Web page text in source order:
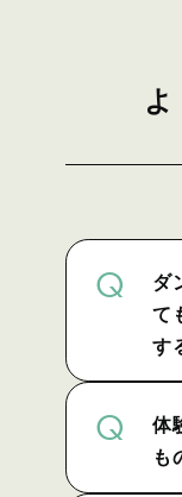
Q
ダ
て
す
Q
体
も